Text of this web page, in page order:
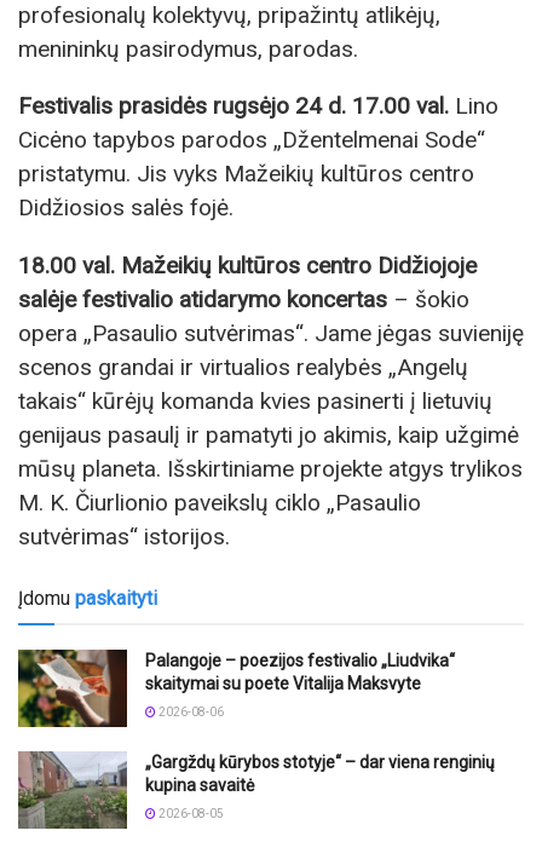
profesionalų kolektyvų, pripažintų atlikėjų,
menininkų pasirodymus, parodas.
Festivalis prasidės rugsėjo 24 d. 17.00 val. Lino
Cicėno tapybos parodos „Džentelmenai Sode“
pristatymu. Jis vyks Mažeikių kultūros centro
Didžiosios salės fojė.
18.00 val. Mažeikių kultūros centro Didžiojoje
salėje festivalio atidarymo koncertas – šokio
opera „Pasaulio sutvėrimas“. Jame jėgas suvieniję
scenos grandai ir virtualios realybės „Angelų
takais“ kūrėjų komanda kvies pasinerti į lietuvių
genijaus pasaulį ir pamatyti jo akimis, kaip užgimė
mūsų planeta. Išskirtiniame projekte atgys trylikos
M. K. Čiurlionio paveikslų ciklo „Pasaulio
sutvėrimas“ istorijos.
Įdomu paskaityti
Palangoje – poezijos festivalio „Liudvika“
skaitymai su poete Vitalija Maksvyte
2026-08-06
„Gargždų kūrybos stotyje“ – dar viena renginių
kupina savaitė
2026-08-05